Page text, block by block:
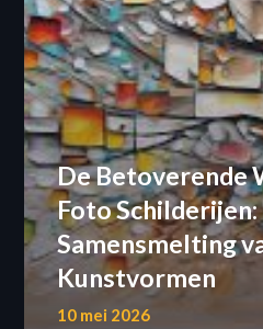
De Betoverende
Foto Schilderijen:
Samensmelting
Kunstvormen
10 mei 2026